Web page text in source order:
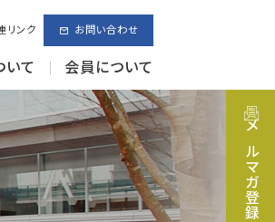
リンク お問い合わせ
いて 会員について
メルマガ登録